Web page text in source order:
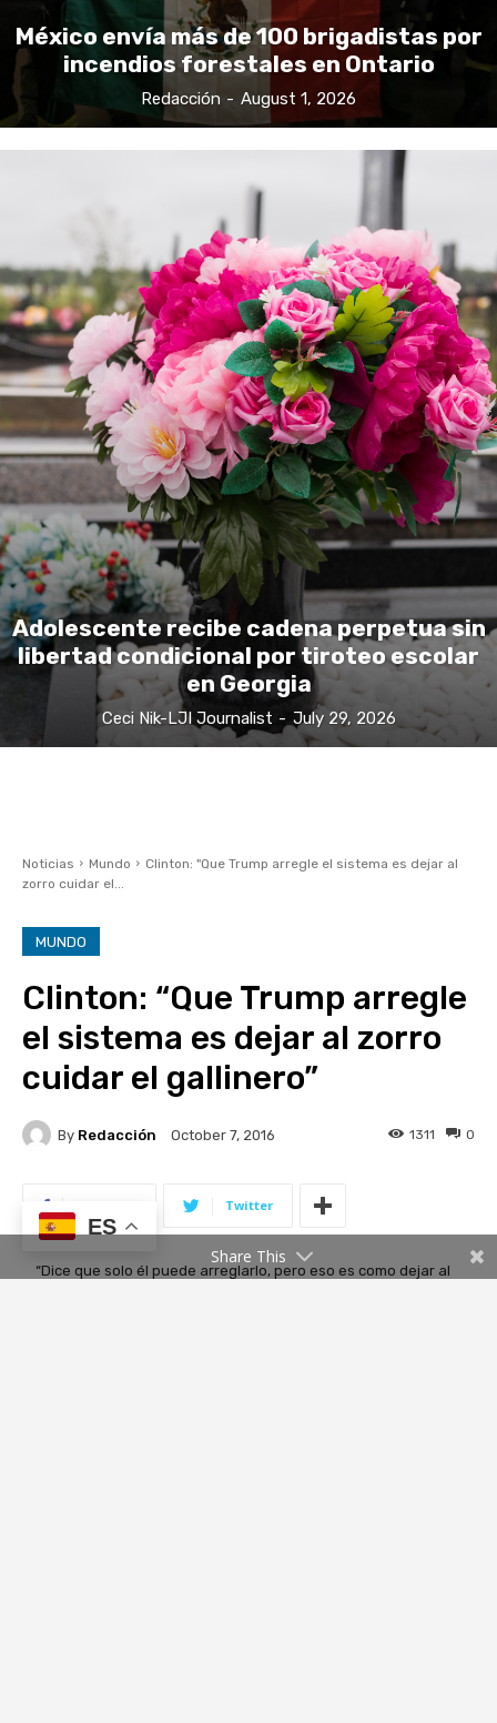
México envía más de 100 brigadistas por
incendios forestales en Ontario
Redacción - August 1, 2026
Adolescente recibe cadena perpetua sin
libertad condicional por tiroteo escolar
en Georgia
Ceci Nik-LJI Journalist - July 29, 2026
ES
Share This